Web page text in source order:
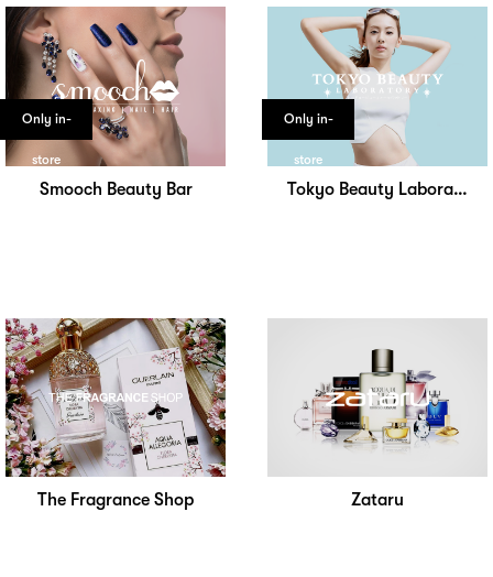
Only in-
store
Smooch Beauty Bar
Only in-
store
Tokyo Beauty Laboratory
The Fragrance Shop Zataru